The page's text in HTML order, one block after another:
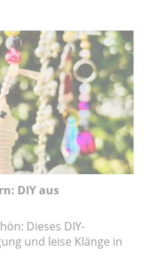
DIY aus
Dieses DIY-
und leise Klänge in